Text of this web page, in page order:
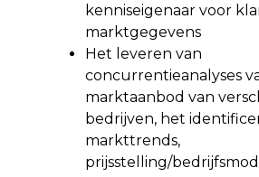
kenniseigenaar voor
marktgegevens
Het leveren van
concurrentieanalyses
marktaanbod van
bedrijven, het
markttrends,
prijsstelling/